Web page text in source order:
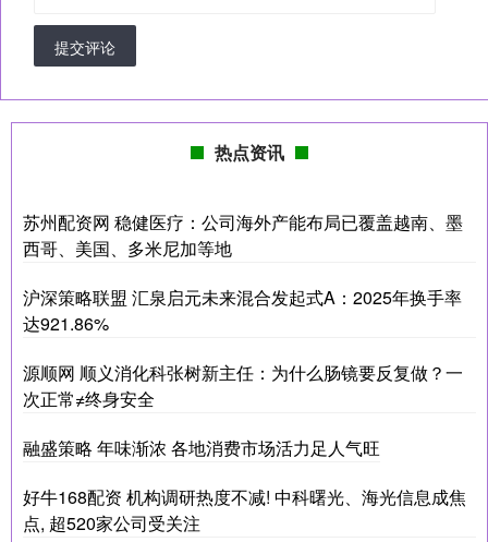
提交评论
热点资讯
苏州配资网 稳健医疗：公司海外产能布局已覆盖越南、墨
西哥、美国、多米尼加等地
沪深策略联盟 汇泉启元未来混合发起式A：2025年换手率
达921.86%
源顺网 顺义消化科张树新主任：为什么肠镜要反复做？一
次正常≠终身安全
融盛策略 年味渐浓 各地消费市场活力足人气旺
好牛168配资 机构调研热度不减! 中科曙光、海光信息成焦
点, 超520家公司受关注